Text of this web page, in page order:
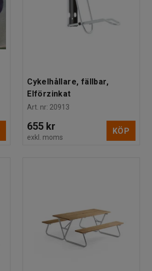
Cykelhållare, fällbar,
Elförzinkat
Art. nr: 20913
655 kr
exkl. moms
KÖP